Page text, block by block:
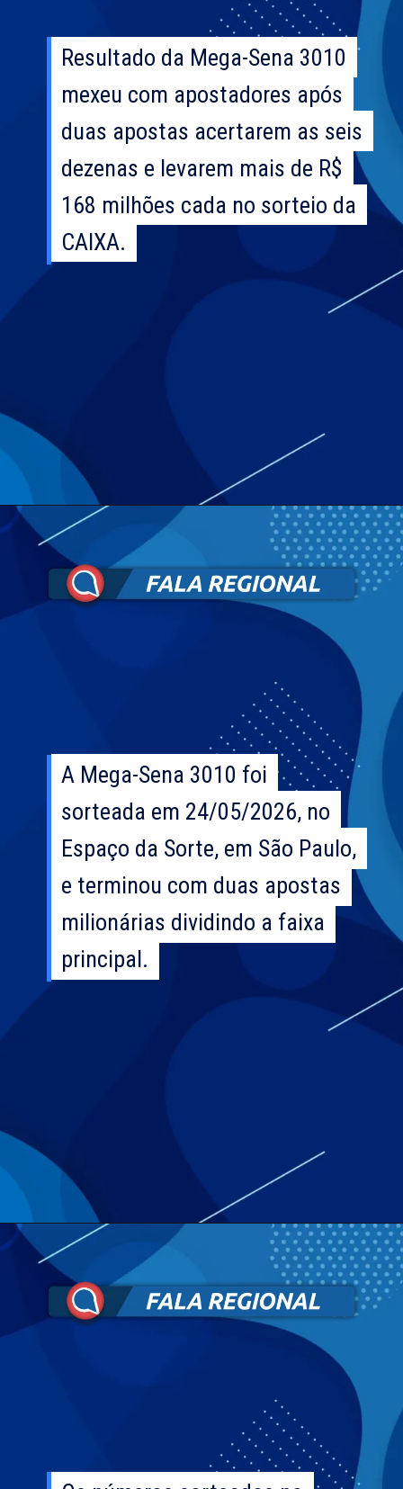
Resultado da Mega-Sena 3010
mexeu com apostadores após
duas apostas acertarem as seis
dezenas e levarem mais de R$
168 milhões cada no sorteio da
CAIXA.
Resultado da Mega-Sena 3010
mexeu com apostadores após
duas apostas acertarem as seis
dezenas e levarem mais de R$
168 milhões cada no sorteio da
CAIXA.
A Mega-Sena 3010 foi
sorteada em 24/05/2026, no
Espaço da Sorte, em São Paulo,
e terminou com duas apostas
milionárias dividindo a faixa
principal.
A Mega-Sena 3010 foi
sorteada em 24/05/2026, no
Espaço da Sorte, em São Paulo,
e terminou com duas apostas
milionárias dividindo a faixa
principal.